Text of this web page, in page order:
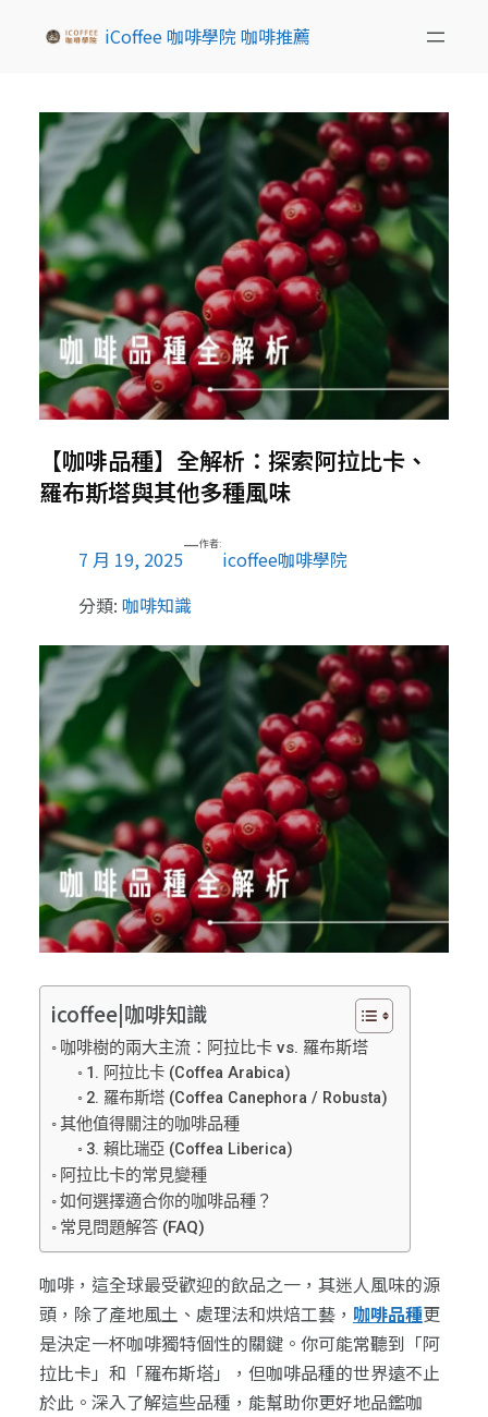
iCoffee 咖啡學院 咖啡推薦
【咖啡品種】全解析：探索阿拉比卡、
羅布斯塔與其他多種風味
7 月 19, 2025
—作者:
icoffee咖啡學院
分類: 咖啡知識
icoffee|咖啡知識
咖啡樹的兩大主流：阿拉比卡 vs. 羅布斯塔
1. 阿拉比卡 (Coffea Arabica)
2. 羅布斯塔 (Coffea Canephora / Robusta)
其他值得關注的咖啡品種
3. 賴比瑞亞 (Coffea Liberica)
阿拉比卡的常見變種
如何選擇適合你的咖啡品種？
常見問題解答 (FAQ)
咖啡，這全球最受歡迎的飲品之一，其迷人風味的源
頭，除了產地風土、處理法和烘焙工藝， 咖啡品種更
是決定一杯咖啡獨特個性的關鍵。你可能常聽到「阿
拉比卡」和「羅布斯塔」，但咖啡品種的世界遠不止
於此。深入了解這些品種，能幫助你更好地品鑑咖